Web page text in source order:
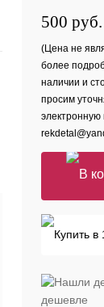
500 руб.
(Цена не
более
наличии и
просим
электронную
дешевле